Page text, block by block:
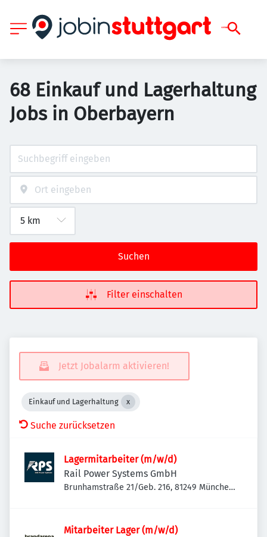
68 Einkauf und Lagerhaltung
Jobs in Oberbayern
Suchen
Filter einschalten
Jetzt Jobalarm aktivieren!
Einkauf und Lagerhaltung
Suche zurücksetzen
Lagermitarbeiter (m/w/d)
Rail Power Systems GmbH
Brunhamstraße 21/Geb. 216, 81249 München-
Mitarbeiter Lager (m/w/d)